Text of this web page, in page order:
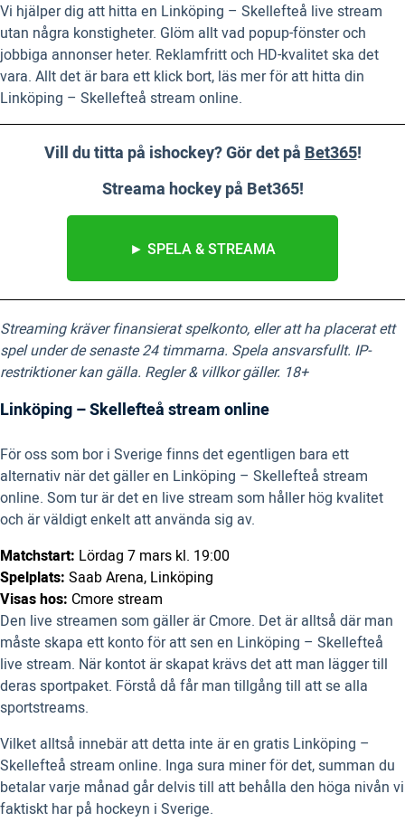
Vi hjälper dig att hitta en Linköping – Skellefteå live stream
utan några konstigheter. Glöm allt vad popup-fönster och
jobbiga annonser heter. Reklamfritt och HD-kvalitet ska det
vara. Allt det är bara ett klick bort, läs mer för att hitta din
Linköping – Skellefteå stream online.
Vill du titta på ishockey? Gör det påBet365!
Streama hockey på Bet365!
► SPELA & STREAMA
Streaming kräver finansierat spelkonto, eller att ha placerat ett
spel under de senaste 24 timmarna. Spela ansvarsfullt. IP-
restriktioner kan gälla. Regler & villkor gäller. 18+
Linköping – Skellefteå stream online
För oss som bor i Sverige finns det egentligen bara ett
alternativ när det gäller en Linköping – Skellefteå stream
online. Som tur är det en live stream som håller hög kvalitet
och är väldigt enkelt att använda sig av.
Matchstart: Lördag 7 mars kl. 19:00
Spelplats: Saab Arena, Linköping
Visas hos: Cmore stream
Den live streamen som gäller är Cmore. Det är alltså där man
måste skapa ett konto för att sen en Linköping – Skellefteå
live stream. När kontot är skapat krävs det att man lägger till
deras sportpaket. Förstå då får man tillgång till att se alla
sportstreams.
Vilket alltså innebär att detta inte är en gratis Linköping –
Skellefteå stream online. Inga sura miner för det, summan du
betalar varje månad går delvis till att behålla den höga nivån vi
faktiskt har på hockeyn i Sverige.